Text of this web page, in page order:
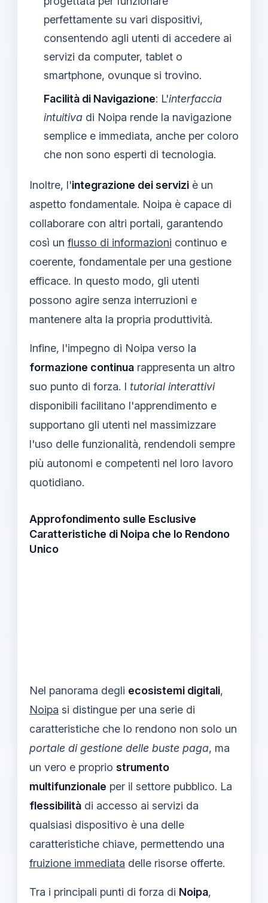
perfettamente su vari dispositivi,
consentendo agli utenti di accedere ai
servizi da computer, tablet o
smartphone, ovunque si trovino.
Facilità di Navigazione: L'interfaccia
intuitiva di Noipa rende la navigazione
semplice e immediata, anche per coloro
che non sono esperti di tecnologia.
Inoltre, l'integrazione dei servizi è un
aspetto fondamentale. Noipa è capace di
collaborare con altri portali, garantendo
così un flusso di informazioni continuo e
coerente, fondamentale per una gestione
efficace. In questo modo, gli utenti
possono agire senza interruzioni e
mantenere alta la propria produttività.
Infine, l'impegno di Noipa verso la
formazione continua rappresenta un altro
suo punto di forza. I tutorial interattivi
disponibili facilitano l'apprendimento e
supportano gli utenti nel massimizzare
l'uso delle funzionalità, rendendoli sempre
più autonomi e competenti nel loro lavoro
quotidiano.
Approfondimento sulle Esclusive
Caratteristiche di Noipa che lo Rendono
Unico
Nel panorama degli ecosistemi digitali,
Noipa si distingue per una serie di
caratteristiche che lo rendono non solo un
portale di gestione delle buste paga, ma
un vero e proprio strumento
multifunzionale per il settore pubblico. La
flessibilità di accesso ai servizi da
qualsiasi dispositivo è una delle
caratteristiche chiave, permettendo una
fruizione immediata delle risorse offerte.
Tra i principali punti di forza di Noipa,